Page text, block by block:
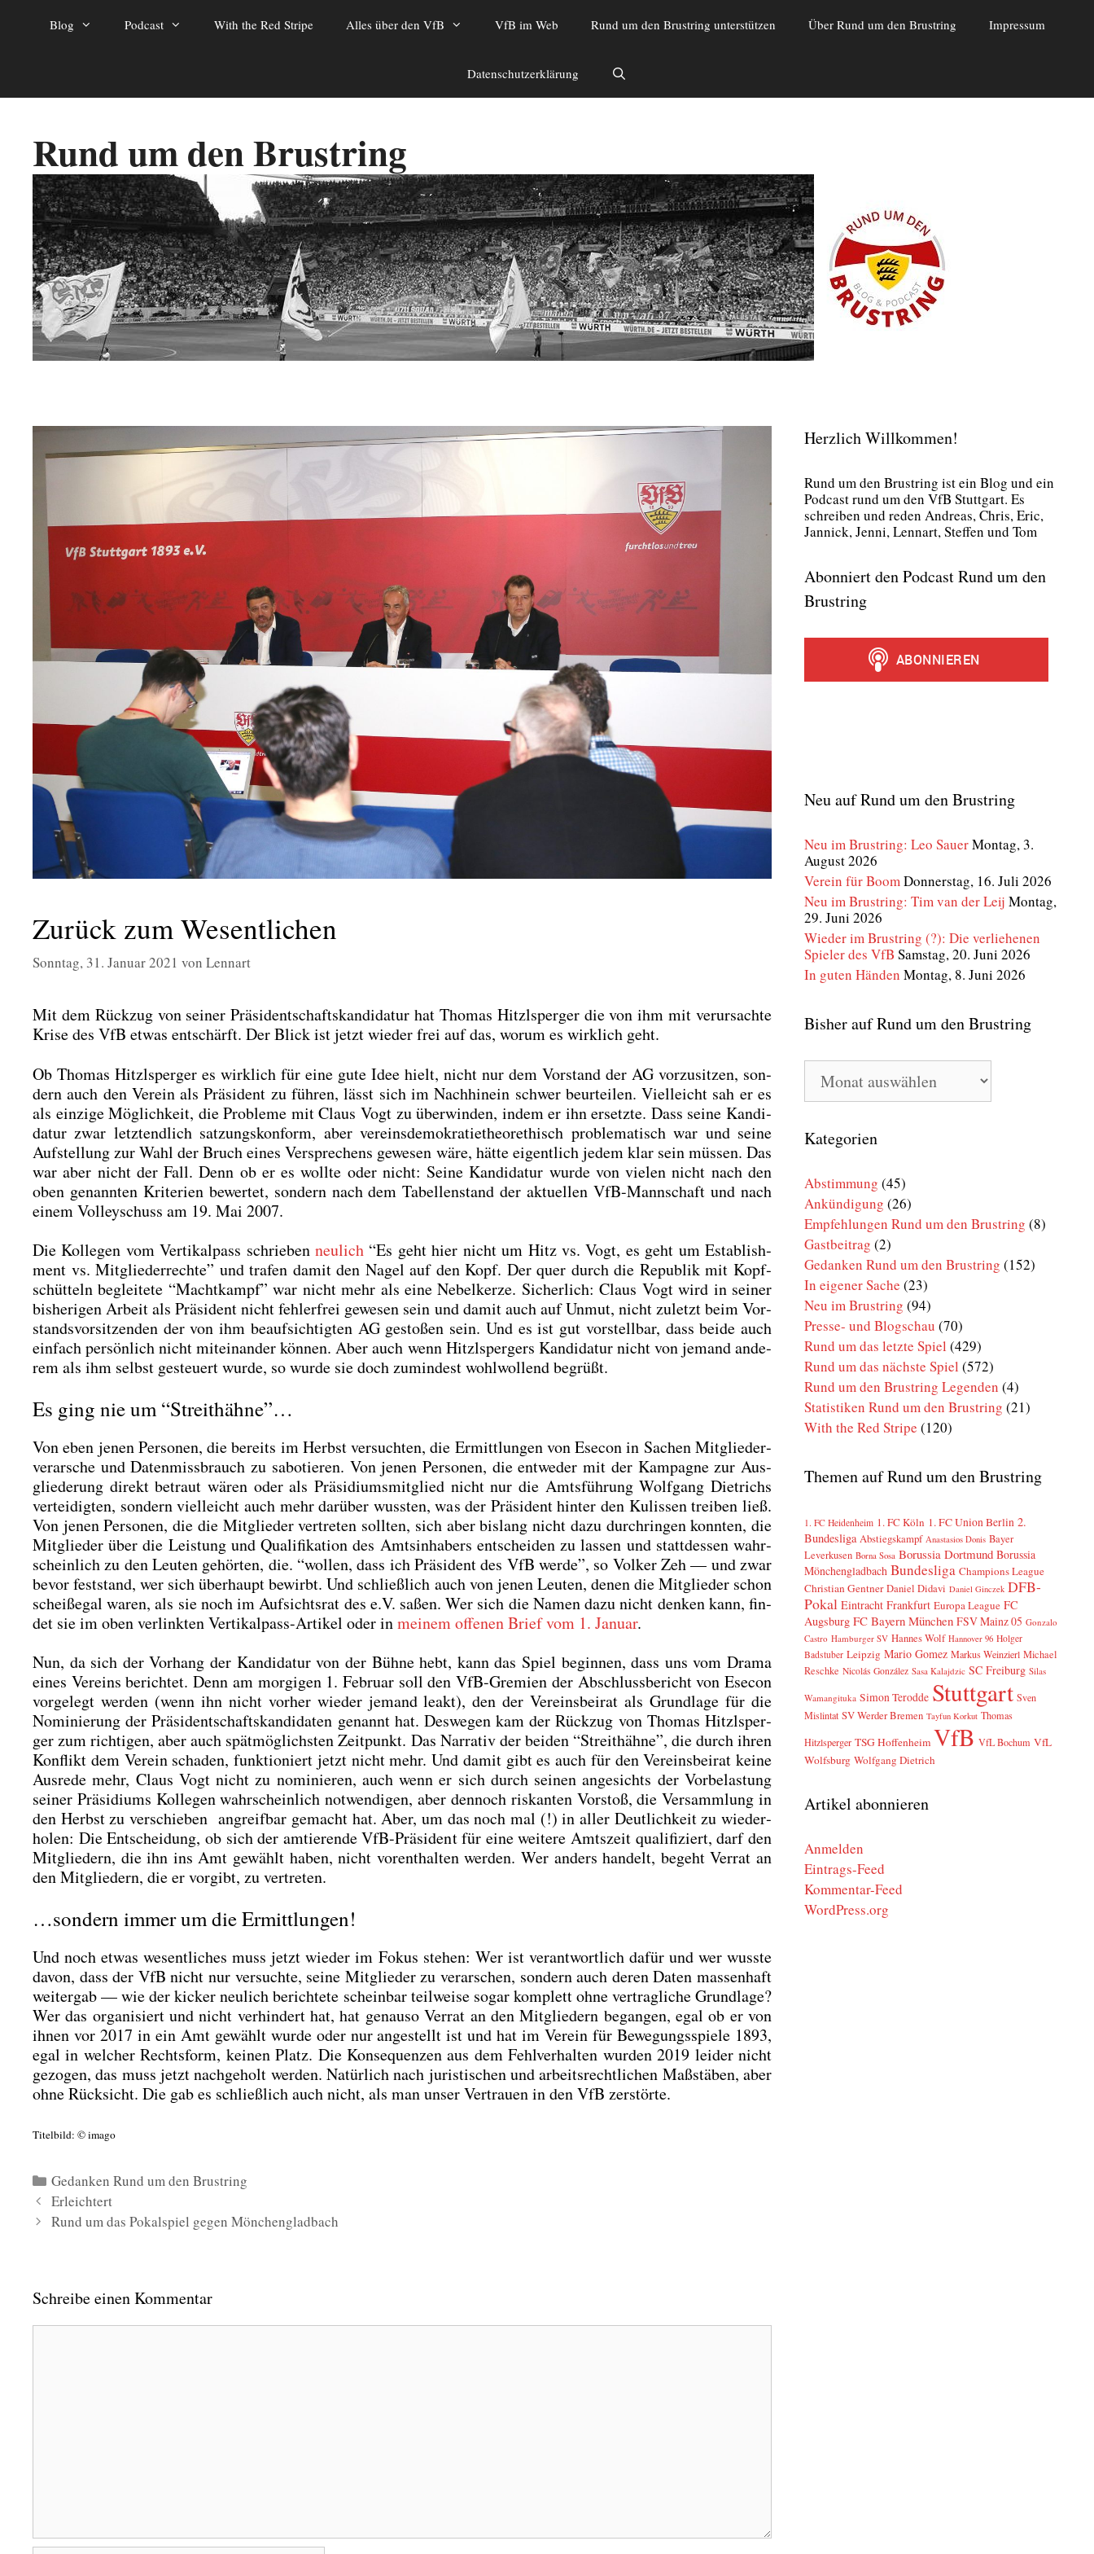
Blog Podcast With the Red Stripe Alles über den VfB VfB im Web Rund um den Brustring unterstützen Über Rund um den Brustring Impressum
Datenschutzerklärung
Rund um den Brustring
Zurück zum Wesentlichen
Sonntag, 31. Januar 2021 von Lennart
Mit dem Rück­zug von sei­ner Prä­si­dent­schafts­kan­di­da­tur hat Tho­mas Hitzl­sper­ger die von ihm mit ver­ur­sach­te
Kri­se des VfB etwas ent­schärft. Der Blick ist jetzt wie­der frei auf das, wor­um es wirk­lich geht.
Ob Tho­mas Hitzl­sper­ger es wirk­lich für eine gute Idee hielt, nicht nur dem Vor­stand der AG vor­zu­sit­zen, son­
dern auch den Ver­ein als Prä­si­dent zu füh­ren, lässt sich im Nach­hin­ein schwer beur­tei­len. Viel­leicht sah er es
als ein­zi­ge Mög­lich­keit, die Pro­ble­me mit Claus Vogt zu über­win­den, indem er ihn ersetz­te. Dass sei­ne Kan­di­
da­tur zwar letzt­end­lich sat­zungs­kon­form, aber ver­eins­de­mo­kra­tie­theo­r­ethisch pro­ble­ma­tisch war und sei­ne
Auf­stel­lung zur Wahl der Bruch eines Ver­spre­chens gewe­sen wäre, hät­te eigent­lich jedem klar sein müs­sen. Das
war aber nicht der Fall. Denn ob er es woll­te oder nicht: Sei­ne Kan­di­da­tur wur­de von vie­len nicht nach den
oben genann­ten Kri­te­ri­en bewer­tet, son­dern nach dem Tabel­len­stand der aktu­el­len VfB-Mann­schaft und nach
einem Vol­ley­schuss am 19. Mai 2007.
Die Kol­le­gen vom Ver­ti­kal­pass schrie­benneu­lich “Es geht hier nicht um Hitz vs. Vogt, es geht um Estab­lish­
ment vs. Mit­glie­der­rech­te” und tra­fen damit den Nagel auf den Kopf. Der quer durch die Repu­blik mit Kopf­
schüt­teln beglei­te­te “Macht­kampf” war nicht mehr als eine Nebel­ker­ze. Sicher­lich: Claus Vogt wird in sei­ner
bis­he­ri­gen Arbeit als Prä­si­dent nicht feh­ler­frei gewe­sen sein und damit auch auf Unmut, nicht zuletzt beim Vor­
stands­vor­sit­zen­den der von ihm beauf­sich­tig­ten AG gesto­ßen sein. Und es ist gut vor­stell­bar, dass bei­de auch
ein­fach per­sön­lich nicht mit­ein­an­der kön­nen. Aber auch wenn Hitzl­sper­gers Kan­di­da­tur nicht von jemand ande­
rem als ihm selbst gesteu­ert wur­de, so wur­de sie doch zumin­dest wohl­wol­lend begrüßt.
Es ging nie um “Streithähne”…
Von eben jenen Per­so­nen, die bereits im Herbst ver­such­ten, die Ermitt­lun­gen von Ese­con in Sachen Mit­glie­der­
ver­ar­sche und Daten­miss­brauch zu sabo­tie­ren. Von jenen Per­so­nen, die ent­we­der mit der Kam­pa­gne zur Aus­
glie­de­rung direkt betraut wären oder als Prä­si­di­ums­mit­glied nicht nur die Amts­füh­rung Wolf­gang Diet­richs
ver­tei­dig­ten, son­dern viel­leicht auch mehr dar­über wuss­ten, was der Prä­si­dent hin­ter den Kulis­sen trei­ben ließ.
Von jenen Per­so­nen, die die Mit­glie­der ver­tre­ten soll­ten, sich aber bis­lang nicht dazu durch­rin­gen konn­ten, die
Mit­glie­der über die Leis­tung und Qua­li­fi­ka­ti­on des Amts­in­ha­bers ent­schei­den zu las­sen und statt­des­sen wahr­
schein­lich zu den Leu­ten gehör­ten, die. “wol­len, dass ich Prä­si­dent des VfB wer­de”, so Vol­ker Zeh — und zwar
bevor fest­stand, wer sich über­haupt bewirbt. Und schließ­lich auch von jenen Leu­ten, denen die Mit­glie­der schon
scheiß­egal waren, als sie noch im Auf­sichts­rat des e.V. saßen. Wer sich die Namen dazu nicht den­ken kann, fin­
det sie im oben ver­link­ten Ver­ti­kal­pass-Arti­kel oder inmei­nem offe­nen Brief vom 1. Janu­ar.
Nun, da sich der Vor­hang der Kan­di­da­tur von der Büh­ne hebt, kann das Spiel begin­nen, dass uns vom Dra­ma
eines Ver­eins berich­tet. Denn am mor­gi­gen 1. Febru­ar soll den VfB-Gre­mi­en der Abschluss­be­richt von Ese­con
vor­ge­legt wer­den (wenn ihn nicht vor­her wie­der jemand leakt), den der Ver­eins­bei­rat als Grund­la­ge für die
Nomi­nie­rung der Prä­si­dent­schafts­kan­di­da­ten genannt hat. Des­we­gen kam der Rück­zug von Tho­mas Hitzl­sper­
ger zum rich­ti­gen, aber auch spät­mög­lichs­ten Zeit­punkt. Das Nar­ra­tiv der bei­den “Streit­häh­ne”, die durch ihren
Kon­flikt dem Ver­ein scha­den, funk­tio­niert jetzt nicht mehr. Und damit gibt es auch für den Ver­eins­bei­rat kei­ne
Aus­re­de mehr, Claus Vogt nicht zu nomi­nie­ren, auch wenn er sich durch sei­nen ange­sichts der Vor­be­las­tung
sei­ner Prä­si­di­ums Kol­le­gen wahr­schein­lich not­wen­di­gen, aber den­noch ris­kan­ten Vor­stoß, die Ver­samm­lung in
den Herbst zu ver­schie­ben angreif­bar gemacht hat. Aber, um das noch mal (!) in aller Deut­lich­keit zu wie­der­
ho­len: Die Ent­schei­dung, ob sich der amtie­ren­de VfB-Prä­si­dent für eine wei­te­re Amts­zeit qua­li­fi­ziert, darf den
Mit­glie­dern, die ihn ins Amt gewählt haben, nicht vor­ent­hal­ten wer­den. Wer anders han­delt, begeht Ver­rat an
den Mit­glie­dern, die er vor­gibt, zu ver­tre­ten.
…sondern immer um die Ermittlungen!
Und noch etwas wesent­li­ches muss jetzt wie­der im Fokus ste­hen: Wer ist ver­ant­wort­lich dafür und wer wuss­te
davon, dass der VfB nicht nur ver­such­te, sei­ne Mit­glie­der zu ver­ar­schen, son­dern auch deren Daten mas­sen­haft
wei­ter­gab — wie der kicker neu­lich berich­te­te schein­bar teil­wei­se sogar kom­plett ohne ver­trag­li­che Grund­la­ge?
Wer das orga­ni­siert und nicht ver­hin­dert hat, hat genau­so Ver­rat an den Mit­glie­dern began­gen, egal ob er von
ihnen vor 2017 in ein Amt gewählt wur­de oder nur ange­stellt ist und hat im Ver­ein für Bewe­gungs­spie­le 1893,
egal in wel­cher Rechts­form, kei­nen Platz. Die Kon­se­quen­zen aus dem Fehl­ver­hal­ten wur­den 2019 lei­der nicht
gezo­gen, das muss jetzt nach­ge­holt wer­den. Natür­lich nach juris­ti­schen und arbeits­recht­li­chen Maß­stä­ben, aber
ohne Rück­sicht. Die gab es schließ­lich auch nicht, als man unser Ver­trau­en in den VfB zer­stör­te.
Titel­bild: © ima­go
Kategorien
Gedanken Rund um den Brustring
Erleichtert
Rund um das Pokalspiel gegen Mönchengladbach
Schreibe einen Kommentar
Herzlich Willkommen!
Rund um den Brust­ring ist ein Blog und ein
Pod­cast rund um den VfB Stutt­gart. Es
schrei­ben und reden Andre­as, Chris, Eric,
Jan­nick, Jen­ni, Lenn­art, Stef­fen und Tom
Abonniert den Podcast Rund um den
Brustring
Neu auf Rund um den Brustring
Neu im Brustring: Leo SauerMontag, 3.
August 2026
Verein für BoomDonnerstag, 16. Juli 2026
Neu im Brustring: Tim van der Leij Montag,
29. Juni 2026
Wieder im Brustring (?): Die verliehenen
Spieler des VfB Samstag, 20. Juni 2026
In guten Händen Montag, 8. Juni 2026
Bisher auf Rund um den Brustring
Bisher
auf
Rund
den
Brustring
Kategorien
Abstimmung (45)
Ankündigung (26)
Empfehlungen Rund um den Brustring (8)
Gastbeitrag (2)
Gedanken Rund um den Brustring (152)
In eigener Sache (23)
Neu im Brustring (94)
Presse- und Blogschau (70)
Rund um das letzte Spiel (429)
Rund um das nächste Spiel (572)
Rund um den Brustring Legenden (4)
Statistiken Rund um den Brustring (21)
With the Red Stripe (120)
Themen auf Rund um den Brustring
1. FC Heidenheim 1. FC Köln 1. FC Union Berlin 2.
Bundesliga Abstiegskampf Anastasios Donis Bayer
Leverkusen Borna Sosa Borussia Dortmund Borussia
Mönchengladbach Bundesliga Champions League
Christian Gentner Daniel Didavi Daniel Ginczek DFB-
Pokal Eintracht Frankfurt Europa League FC
Augsburg FC Bayern München FSV Mainz 05 Gonzalo
Castro Hamburger SV Hannes Wolf Hannover 96 Holger
Badstuber Leipzig Mario Gomez Markus Weinzierl Michael
Reschke Nicolás González Sasa Kalajdzic SC Freiburg Silas
Wamangituka Simon Terodde Stuttgart Sven
Mislintat SV Werder Bremen Tayfun Korkut Thomas
Hitzlsperger TSG Hoffenheim VfB VfL Bochum VfL
Wolfsburg Wolfgang Dietrich
Artikel abonnieren
Anmelden
Eintrags-Feed
Kommentar-Feed
WordPress.org